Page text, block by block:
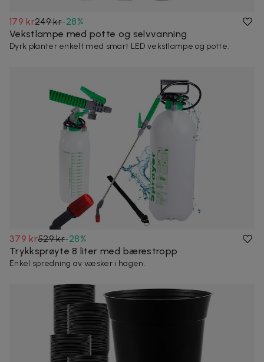
179 kr249 kr-28%
Vekstlampe med potte og selvvanning
Dyrk planter enkelt med smart LED vekstlampe og potte.
379 kr529 kr-28%
Trykksprøyte 8 liter med bærestropp
Enkel spredning av væsker i hagen.